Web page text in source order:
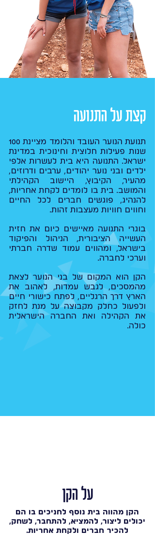
קצת על התנועה
תנועת הנוער העובד והלומד מציינת 100
שנות פעילות חלוצית וחינוכית במדינת
ישראל. התנועה היא בית לעשרות אלפי
ילדים ובני נוער יהודים, ערבים ודרוזים,
מהעיר, הקיבוץ, היישוב הקהילתי
והמושב. בית בו לומדים לקחת אחריות,
להנהיג, פוגשים חברים לכל החיים
וחווים חוויות מעצבות זהות.
בוגרי התנועה מאיישים כיום את חזית
העשייה הציבורית, הניהול והפיקוד
בישראל, ומהווים עמוד שדרה חברתי
וערכי לחברה.
הקן הוא המקום של בני הנוער לצאת
מהמסכים, לגבש עמדות, לאהוב את
הארץ דרך הרגליים, לפתח כישורי חיים
ולפעול כחלק מקבוצה על מנת לחזק
את הקהילה ואת החברה הישראלית
כולה.
על הקן
הקן מהווה בית נוסף לחניכים בו הם
יכולים ליצור, להמציא, להתחבר, לשחק,
להכיר חברים ולקחת אחריות.